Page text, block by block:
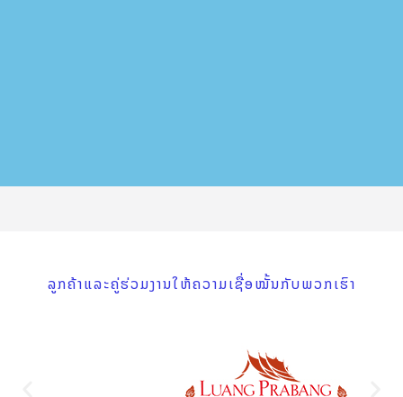
ລູກຄ້າແລະຄູ່ຮ່ວມງານໃຫ້ຄວາມເຊື່ອໝັ້ນກັບພວກເຮົາ